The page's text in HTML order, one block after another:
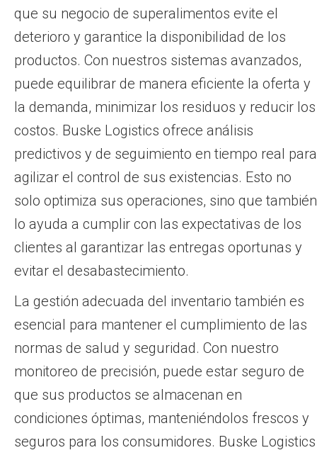
que su negocio de superalimentos evite el
deterioro y garantice la disponibilidad de los
productos. Con nuestros sistemas avanzados,
puede equilibrar de manera eficiente la oferta y
la demanda, minimizar los residuos y reducir los
costos. Buske Logistics ofrece análisis
predictivos y de seguimiento en tiempo real para
agilizar el control de sus existencias. Esto no
solo optimiza sus operaciones, sino que también
lo ayuda a cumplir con las expectativas de los
clientes al garantizar las entregas oportunas y
evitar el desabastecimiento.
La gestión adecuada del inventario también es
esencial para mantener el cumplimiento de las
normas de salud y seguridad. Con nuestro
monitoreo de precisión, puede estar seguro de
que sus productos se almacenan en
condiciones óptimas, manteniéndolos frescos y
seguros para los consumidores. Buske Logistics